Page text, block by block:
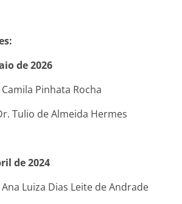
de 2026
Pinhata Rocha
Tulio de Almeida Hermes
de 2024
Luiza Dias Leite de Andrade